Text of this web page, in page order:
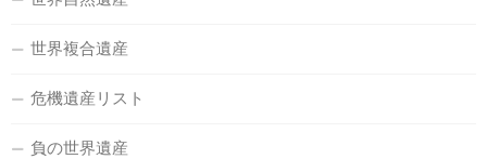
世界複合遺産
危機遺産リスト
負の世界遺産